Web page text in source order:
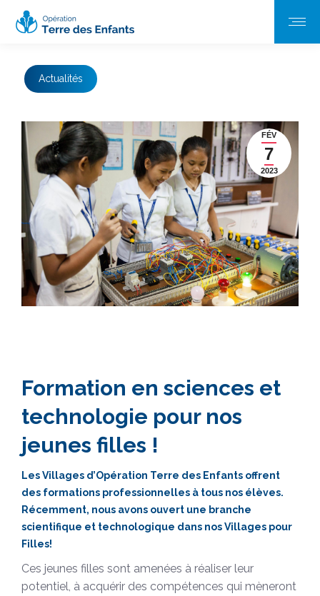
FÉV
7
2023
Formation en sciences et
technologie pour nos
jeunes filles !
Les Villages d’Opération Terre des Enfants offrent
des formations professionnelles à tous nos élèves.
Récemment, nous avons ouvert une branche
scientifique et technologique dans nos Villages pour
Filles!
Ces jeunes filles sont amenées à réaliser leur
potentiel, à acquérir des compétences qui mèneront
Actualités